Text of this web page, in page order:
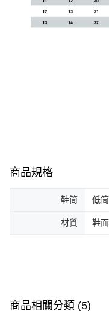
商品規格
鞋筒 低筒
材質 鞋
商品相關分類 (5)